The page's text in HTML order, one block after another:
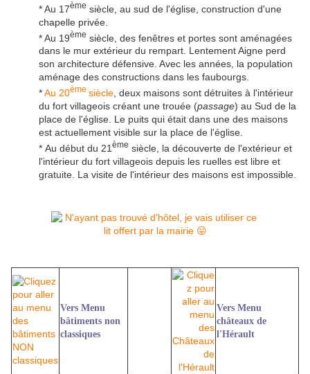
* Au 17ème siècle, au sud de l'église, construction d'une
chapelle privée.
* Au 19ème siècle, des fenêtres et portes sont aménagées
dans le mur extérieur du rempart. Lentement Aigne perd
son architecture défensive. Avec les années, la population
aménage des constructions dans les faubourgs.
*Au 20ème siècle , deux maisons sont détruites à l'intérieur
du fort villageois créant une trouée (passage) au Sud de la
place de l'église. Le puits qui était dans une des maisons
est actuellement visible sur la place de l'église.
* Au début du 21 ème siècle, la découverte de l'extérieur et
l'intérieur du fort villageois depuis les ruelles est libre et
gratuite. La visite de l'intérieur des maisons est impossible.
Vers Menu
bâtiments non
classiques
Vers Menu
châteaux de
l'Hérault